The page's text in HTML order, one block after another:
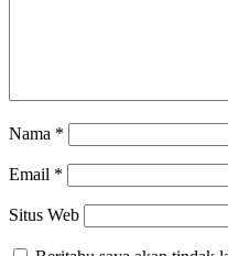
Nama *
Email *
Situs Web